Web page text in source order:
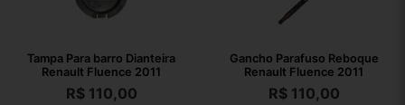
Tampa Para barro Dianteira
Renault Fluence 2011
R$110,00
Gancho Parafuso Reboque
Renault Fluence 2011
R$110,00